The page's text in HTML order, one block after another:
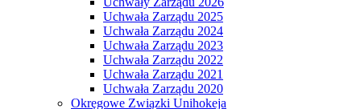
Uchwała Zarządu 2025
Uchwała Zarządu 2024
Uchwała Zarządu 2023
Uchwała Zarządu 2022
Uchwała Zarządu 2021
Uchwała Zarządu 2020
Okręgowe Związki Unihokeja